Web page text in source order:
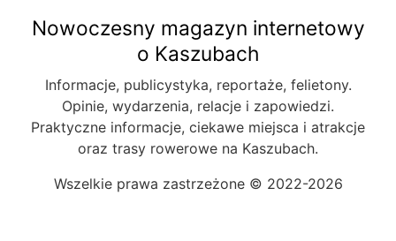
Nowoczesny magazyn internetowy
o Kaszubach
Informacje, publicystyka, reportaże, felietony.
Opinie, wydarzenia, relacje i zapowiedzi.
Praktyczne informacje, ciekawe miejsca i atrakcje
oraz trasy rowerowe na Kaszubach.
Wszelkie prawa zastrzeżone © 2022-2026